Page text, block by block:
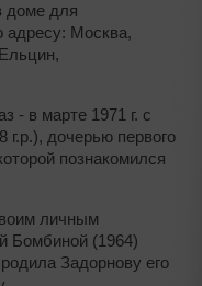
доме для
адресу: Москва,
- в марте 1971 г. с
г.р.), дочерью первого
познакомился
личным
Бомбиной (1964)
Задорнову его